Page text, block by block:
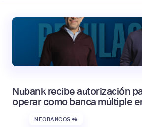
Nubank recibe autorización
operar como banca múltiple
NEOBANCOS 📲